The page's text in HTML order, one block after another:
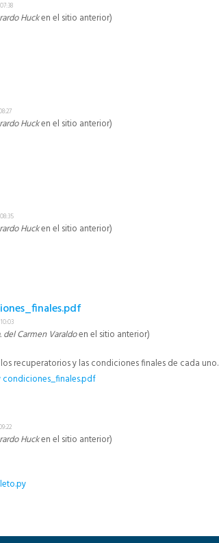
Hucken el sitio anterior)
Hucken el sitio anterior)
Hucken el sitio anterior)
del Carmen Varaldoen el sitio anterior)
recuperatorios y las condiciones finales de cada uno.
condiciones_finales.pdf
Y CONDICIONES_FINALES.PDF
Hucken el sitio anterior)